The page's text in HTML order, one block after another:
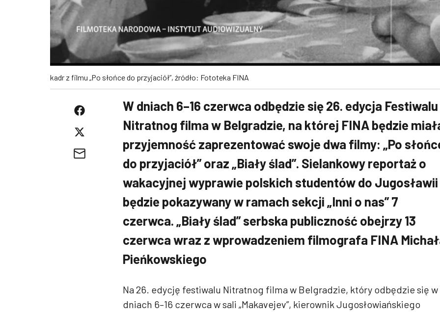
kadr z filmu „Po słońce do przyjaciół”, źródło: Fototeka FINA
W dniach 6–16 czerwca odbędzie się 26. edycja Festiwalu
Nitratnog filma w Belgradzie, na której FINA będzie
przyjemność zaprezentować swoje dwa filmy: „Po
do przyjaciół” oraz „Biały ślad”. Sielankowy reportaż o
wakacyjnej wyprawie polskich studentów do Jugosławii
będzie pokazywany w ramach sekcji „Inni o nas” 7
czerwca. „Biały ślad” serbska publiczność obejrzy 13
czerwca wraz z wprowadzeniem filmografa FINA
Pieńkowskiego
Na 26. edycję festiwalu Nitratnog filma w Belgradzie, który odbędzie się w
dniach 6–16 czerwca w sali „Makavejev”, kierownik Jugosłowiańskiego